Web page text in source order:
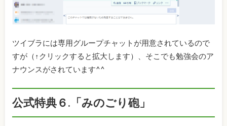
ツイブラには専用グループチャットが用意されているので
すが（↑クリックすると拡大します）、そこでも勉強会のア
ナウンスがされています^^
公式特典６.「みのごり砲」